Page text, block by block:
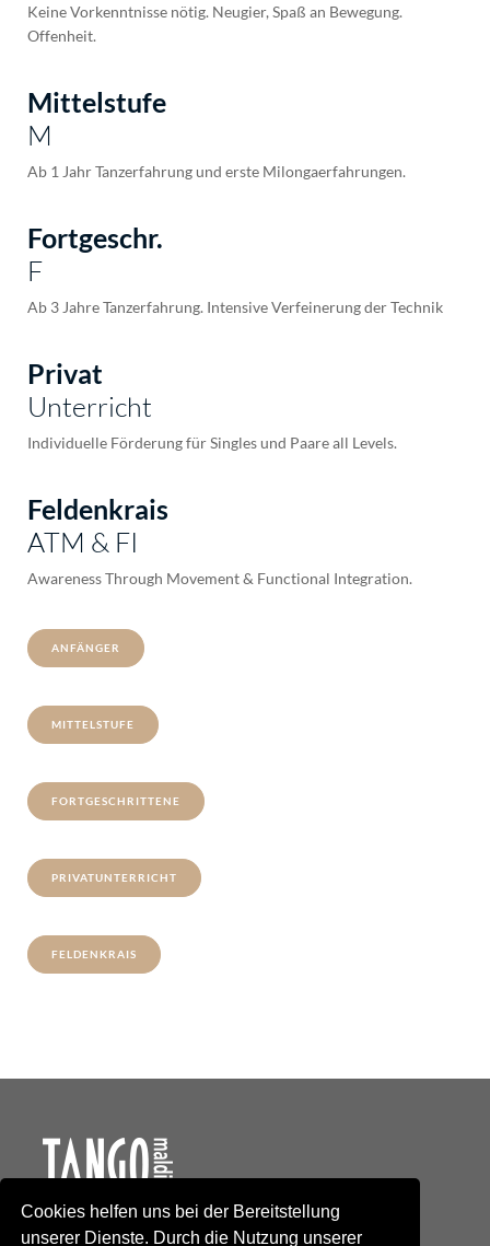
Cookies helfen uns bei der Bereitstellung
unserer Dienste. Durch die Nutzung unserer
Keine Vorkenntnisse nötig. Neugier, Spaß an Bewegung.
Offenheit.
Mittelstufe
M
Ab 1 Jahr Tanzerfahrung und erste Milongaerfahrungen.
Fortgeschr.
F
Ab 3 Jahre Tanzerfahrung. Intensive Verfeinerung der Technik
Privat
Unterricht
Individuelle Förderung für Singles und Paare all Levels.
Feldenkrais
ATM & FI
Awareness Through Movement & Functional Integration.
ANFÄNGER
MITTELSTUFE
FORTGESCHRITTENE
PRIVATUNTERRICHT
FELDENKRAIS